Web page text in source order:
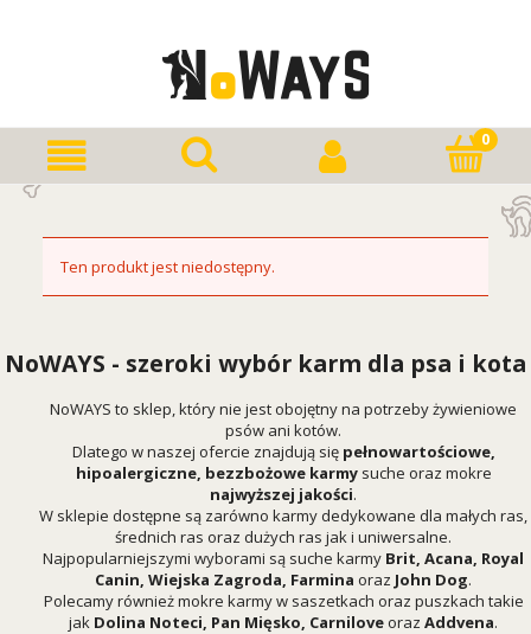
Ten produkt jest niedostępny.
NoWAYS - szeroki wybór karm dla psa i kota
NoWAYS to sklep, który nie jest obojętny na potrzeby żywieniowe
psów ani kotów.
Dlatego w naszej ofercie znajdują się pełnowartościowe,
hipoalergiczne, bezzbożowe karmy suche oraz mokre
najwyższej jakości.
W sklepie dostępne są zarówno karmy dedykowane dla małych ras,
średnich ras oraz dużych ras jak i uniwersalne.
Najpopularniejszymi wyborami są suche karmy Brit, Acana, Royal
Canin, Wiejska Zagroda, Farmina oraz John Dog.
Polecamy również mokre karmy w saszetkach oraz puszkach takie
jak Dolina Noteci, Pan Mięsko, Carniloveoraz Addvena.